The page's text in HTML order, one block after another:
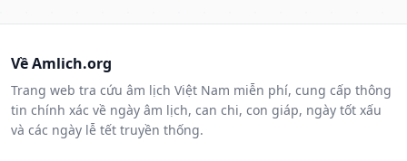
Về Amlich.org
Trang web tra cứu âm lịch Việt Nam miễn phí, cung cấp thông
tin chính xác về ngày âm lịch, can chi, con giáp, ngày tốt xấu
và các ngày lễ tết truyền thống.